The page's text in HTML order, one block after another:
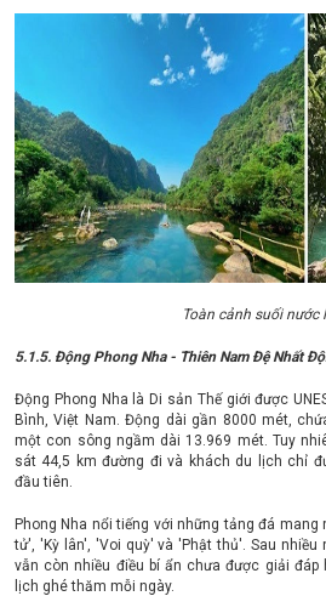
Toàn cảnh suối nước
5.1.5. Động Phong Nha - Thiên Nam Đệ Nhất
Động Phong Nha là Di sản Thế giới được
Bình, Việt Nam. Động dài gần 8000 mét,
một con sông ngầm dài 13.969 mét. Tuy
sát 44,5 km đường đi và khách du lịch chỉ
đầu tiên.
Phong Nha nổi tiếng với những tảng đá
tử', 'Kỳ lân', 'Voi quỳ' và 'Phật thủ'. Sau
vẫn còn nhiều điều bí ẩn chưa được giải đáp
lịch ghé thăm mỗi ngày.